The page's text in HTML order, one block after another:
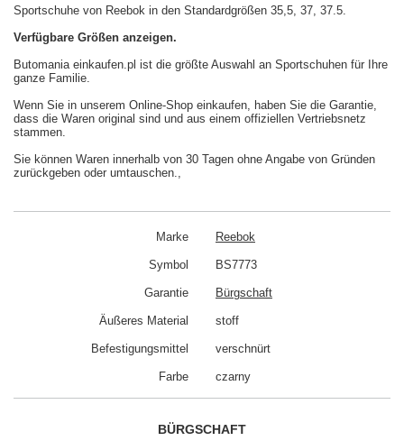
Sportschuhe von Reebok in den Standardgrößen 35,5, 37, 37.5.
Verfügbare Größen anzeigen.
Butomania einkaufen.pl ist die größte Auswahl an Sportschuhen für Ihre
ganze Familie.
Wenn Sie in unserem Online-Shop einkaufen, haben Sie die Garantie,
dass die Waren original sind und aus einem offiziellen Vertriebsnetz
stammen.
Sie können Waren innerhalb von 30 Tagen ohne Angabe von Gründen
zurückgeben oder umtauschen.,
Marke Reebok
Symbol BS7773
Garantie Bürgschaft
Äußeres Material stoff
Befestigungsmittel verschnürt
Farbe czarny
BÜRGSCHAFT